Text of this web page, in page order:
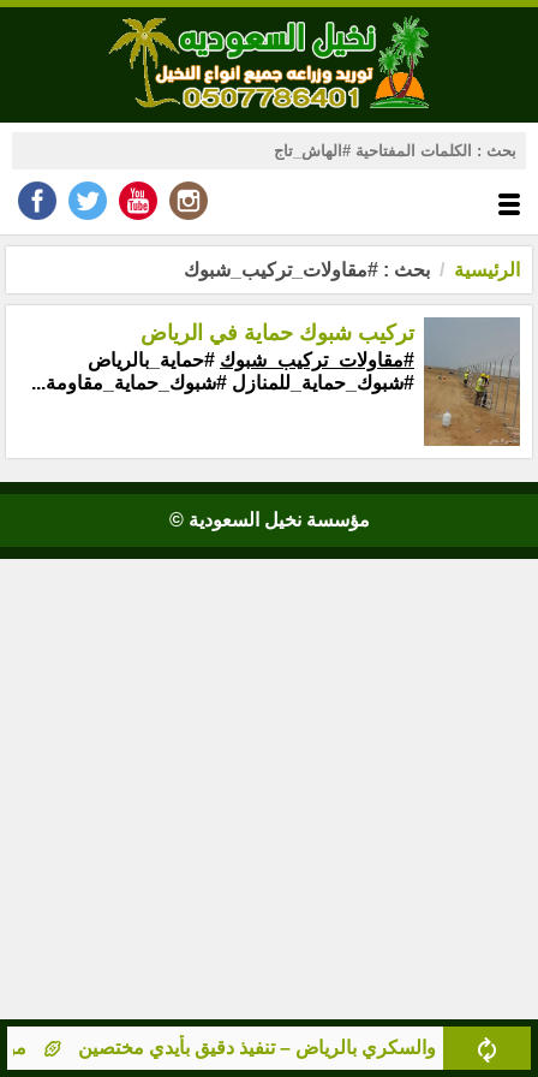
الرئيسية بحث : #مقاولات_تركيب_شبوك
والمجدول والسكري بالرياض – تنفيذ دقيق بأيدي مختصين
تركيب شبوك حماية في الرياض
#مقاولات_تركيب_شبوك #حماية_بالرياض
#شبوك_حماية_للمنازل #شبوك_حماية_مقاومة...
مؤسسة نخيل السعودية ©